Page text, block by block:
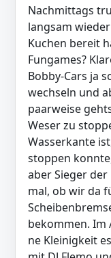
Nachmittags
langsam
Kuchen bereit
Fungames?
Bobby-Cars ja
wechseln und
paarweise
Weser zu
Wasserkante
stoppen
aber Sieger
mal, ob wir da
bekommen. Im
ne Kleinigkeit